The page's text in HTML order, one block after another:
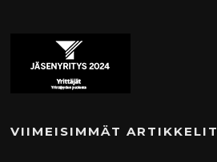
VIIMEISIMMÄT ARTIKKELIT